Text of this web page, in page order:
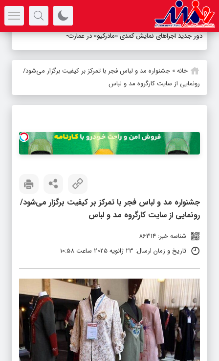
دور جدید اجراهای نمایش کمدی «مادرکیو» در عمارت نوفل لوش_
خانه» جشنواره مد و لباس فجر با تمرکز بر کیفیت برگزار می‌شود/
رونمایی از سایت کارگروه مد و لباس
جشنواره مد و لباس فجر با تمرکز بر کیفیت برگزار می‌شود/
رونمایی از سایت کارگروه مد و لباس
شناسه خبر: 86314
تاریخ و زمان ارسال: 23 ژانویه 2025 ساعت 10:58